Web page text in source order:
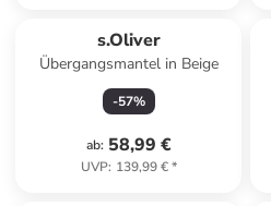
s.Oliver
Übergangsmantel in Beige
-57%
ab: 58,99 €
UVP: 139,99 €*